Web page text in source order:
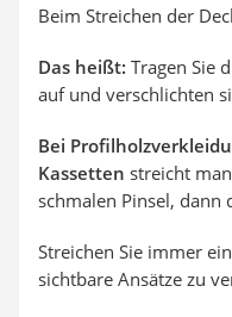
Beim Streichen der
Das heißt: Tragen Sie
auf und verschlichten
Bei
Kassetten streicht
schmalen Pinsel, dann
Streichen Sie immer
sichtbare Ansätze zu